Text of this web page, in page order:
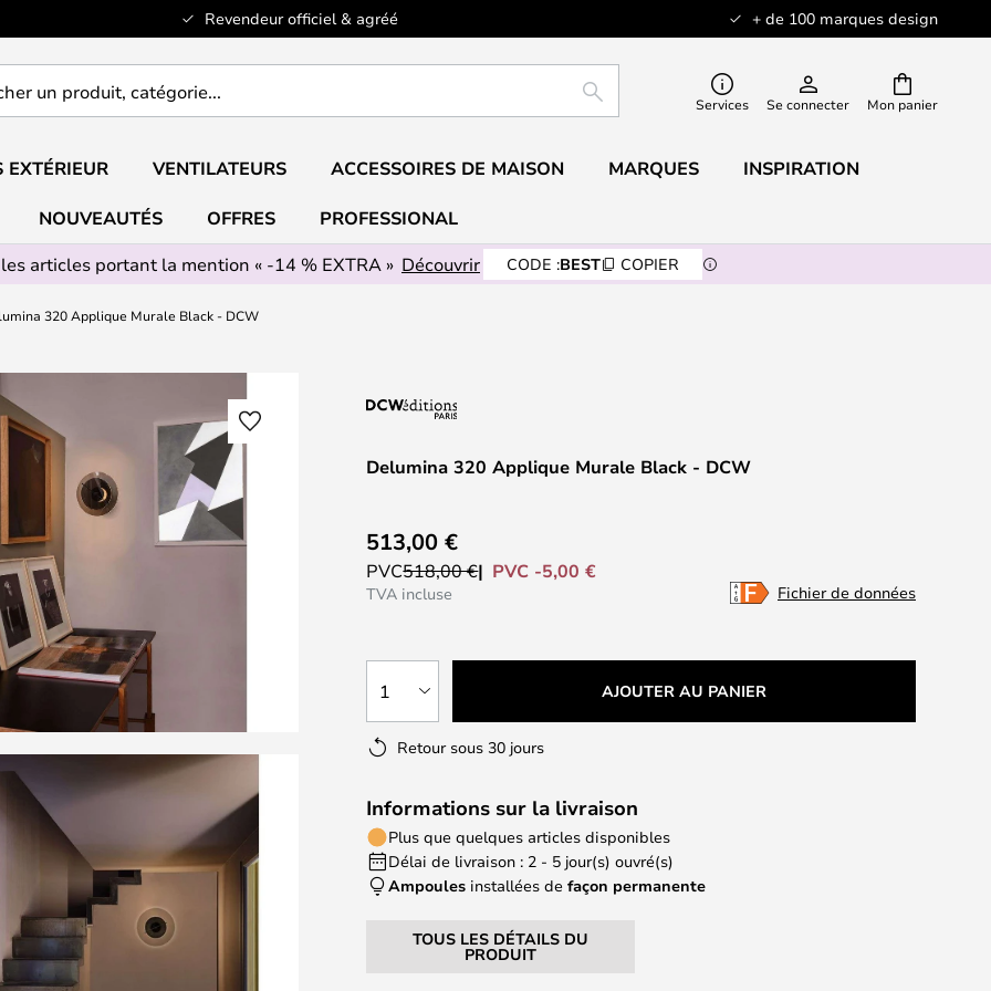
Revendeur officiel & agréé + de 100 marques design
Mon panier
RECHERCHERServices Se connecter
EXTÉRIEUR VENTILATEURS ACCESSOIRES DE MAISON MARQUES INSPIRATION
NOUVEAUTÉS OFFRES
PROFESSIONAL
articles portant la mention « -14 % EXTRA » Découvrir CODE :BEST COPIER
320 Applique Murale Black - DCW
Delumina 320 Applique Murale Black - DCW
513,00 €
PVC518,00 € PVC -5,00 €
TVA incluse Fichier de données
1 AJOUTER AU PANIER
Retour sous 30 jours
Informations sur la livraison
Plus que quelques articles disponibles
Délai de livraison : 2 - 5 jour(s) ouvré(s)
Ampoules installées defaçon permanente
TOUS LES DÉTAILS DU
PRODUIT